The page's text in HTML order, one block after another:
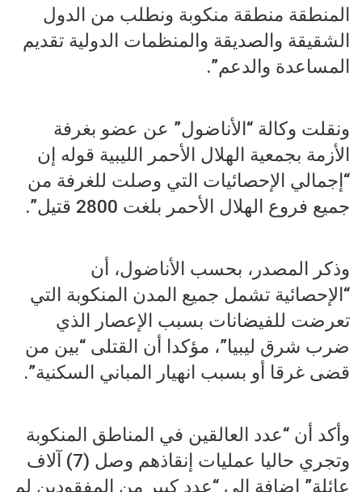
المنطقة منطقة منكوبة ونطلب من الدول
الشقيقة والصديقة والمنظمات الدولية تقديم
المساعدة والدعم”.
ونقلت وكالة “الأناضول” عن عضو بغرفة
الأزمة بجمعية الهلال الأحمر الليبية قوله إن
“إجمالي الإحصائيات التي وصلت للغرفة من
جميع فروع الهلال الأحمر بلغت 2800 قتيل”.
وذكر المصدر، بحسب الأناضول، أن
“الإحصائية تشمل جميع المدن المنكوبة التي
تعرضت للفيضانات بسبب الإعصار الذي
ضرب شرق ليبيا”، مؤكدا أن القتلى “بين من
قضى غرقا أو بسبب انهيار المباني السكنية”.
وأكد أن “عدد العالقين في المناطق المنكوبة
وتجري حاليا عمليات إنقاذهم وصل (7) آلاف
عائلة” إضافة إلى “عدد كبير من المفقودين لم